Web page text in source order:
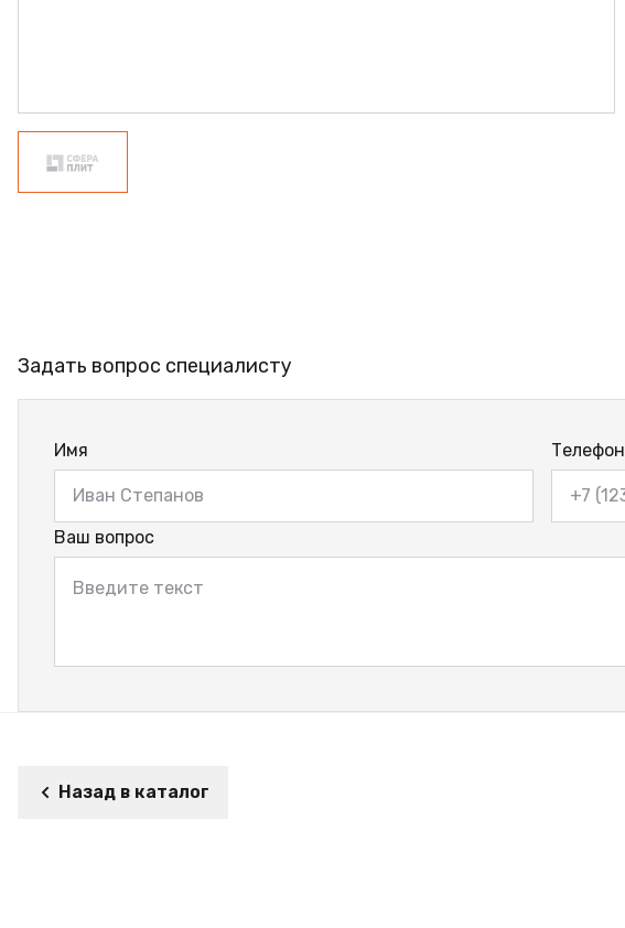
Задать вопрос специалисту
Имя Телефон
Ваш вопрос
Назад в каталог